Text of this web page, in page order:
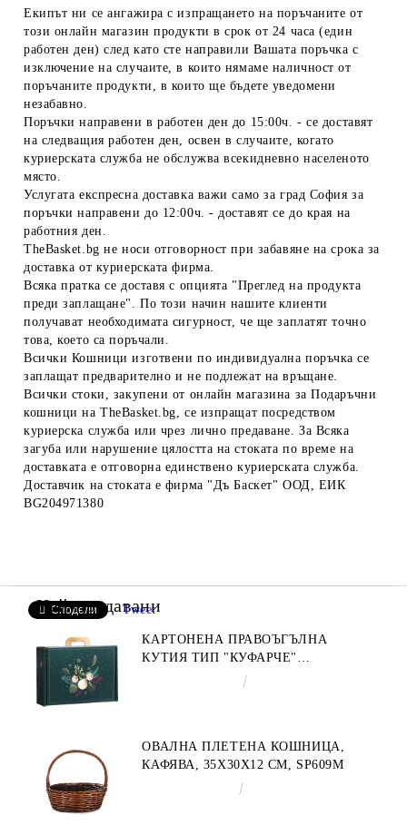
Екипът ни се ангажира с изпращането на поръчаните от
този онлайн магазин продукти в срок от 24 часа (един
работен ден) след като сте направили Вашата поръчка с
изключение на случаите, в които нямаме наличност от
поръчаните продукти, в които ще бъдете уведомени
незабавно.
Поръчки направени в работен ден до 15:00ч. - се доставят
на следващия работен ден, освен в случаите, когато
куриерската служба не обслужва всекидневно населеното
място.
Услугата експресна доставка важи само за град София за
поръчки направени до 12:00ч. - доставят се до края на
работния ден.
TheBasket.bg не носи отговорност при забавяне на срока за
доставка от куриерската фирма.
Всяка пратка се доставя с опцията "Преглед на продукта
преди заплащане". По този начин нашите клиенти
получават необходимата сигурност, че ще заплатят точно
това, което са поръчали.
Всички Кошници изготвени по индивидуална поръчка се
заплащат предварително и не подлежат на връщане.
Всички стоки, закупени от онлайн магазина за Подаръчни
кошници на TheBasket.bg, се изпращат посредством
куриерска служба или чрез лично предаване. За Всяка
загуба или нарушение цялостта на стоката по време на
доставката е отговорна единствено куриерската служба.
Доставчик на стоката е фирма "Дъ Баскет" ООД, ЕИК
BG204971380
Сподели Tweet
Най-продавани
КАРТОНЕНА ПРАВОЪГЪЛНА
КУТИЯ ТИП "КУФАРЧЕ"
ENCHANTED NATURE, ЗЕЛЕНО/
ОВАЛНА ПЛЕТЕНА КОШНИЦА,
КАФЯВА, 35X30X12 СМ, SP609M